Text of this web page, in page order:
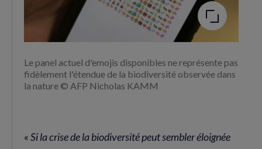
Le panel actuel d'emojis disponibles ne représente pas
fidèlement l'étendue de la biodiversité observée dans
la nature © AFP Nicholas KAMM
«Si la crise de la biodiversité peut sembler éloignée